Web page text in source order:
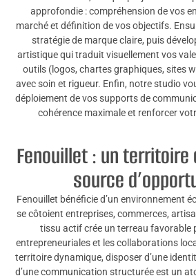
approfondie : compréhension de vos
marché et définition de vos objectifs.
stratégie de marque claire, puis
artistique qui traduit visuellement vos
outils (logos, chartes graphiques, sites
avec soin et rigueur. Enfin, notre studio
déploiement de vos supports de
cohérence maximale et renforcer
Fenouillet : un territoire
source
Fenouillet bénéficie d’un environnement
se côtoient entreprises, commerces,
tissu actif crée un terreau favorable
entrepreneuriales et les collaborations
territoire dynamique, disposer d’une
d’une communication structurée est un